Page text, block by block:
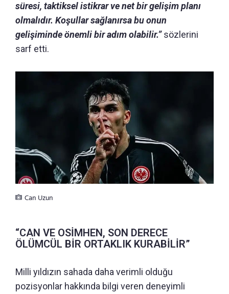
süresi, taktiksel istikrar ve net bir gelişim planı
olmalıdır. Koşullar sağlanırsa bu onun
gelişiminde önemli bir adım olabilir.”sözlerini
sarf etti.
Can Uzun
“CAN VE OSİMHEN, SON DERECE
ÖLÜMCÜL BİR ORTAKLIK KURABİLİR”
Milli yıldızın sahada daha verimli olduğu
pozisyonlar hakkında bilgi veren deneyimli